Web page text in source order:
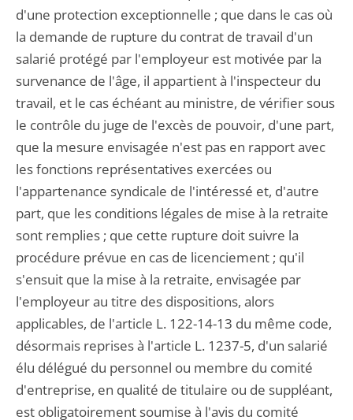
d'une protection exceptionnelle ; que dans le cas où
la demande de rupture du contrat de travail d'un
salarié protégé par l'employeur est motivée par la
survenance de l'âge, il appartient à l'inspecteur du
travail, et le cas échéant au ministre, de vérifier sous
le contrôle du juge de l'excès de pouvoir, d'une part,
que la mesure envisagée n'est pas en rapport avec
les fonctions représentatives exercées ou
l'appartenance syndicale de l'intéressé et, d'autre
part, que les conditions légales de mise à la retraite
sont remplies ; que cette rupture doit suivre la
procédure prévue en cas de licenciement ; qu'il
s'ensuit que la mise à la retraite, envisagée par
l'employeur au titre des dispositions, alors
applicables, de l'article L. 122-14-13 du même code,
désormais reprises à l'article L. 1237-5, d'un salarié
élu délégué du personnel ou membre du comité
d'entreprise, en qualité de titulaire ou de suppléant,
est obligatoirement soumise à l'avis du comité